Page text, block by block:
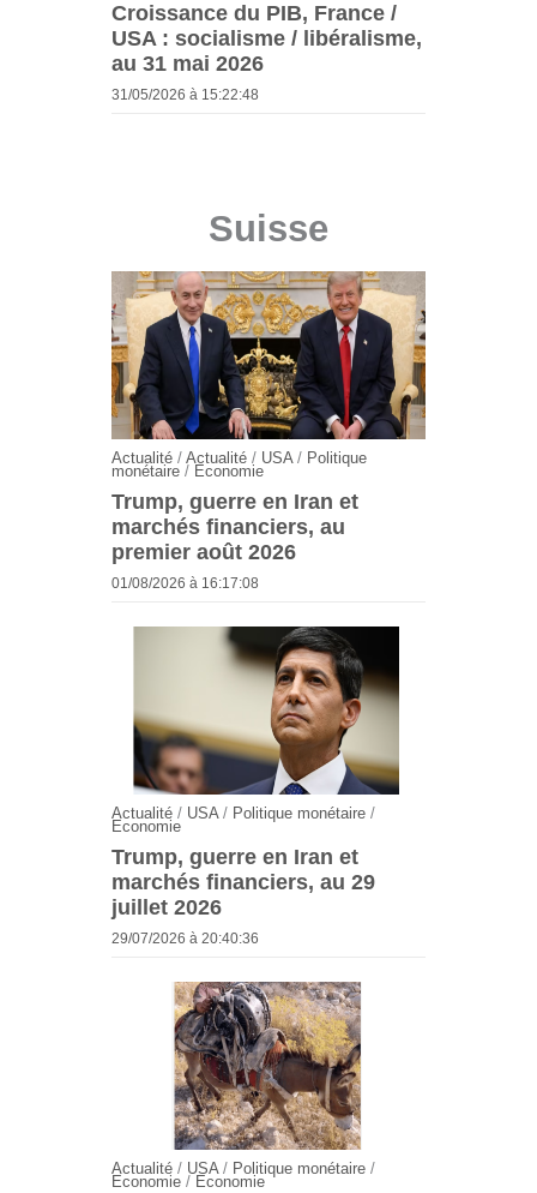
Croissance du PIB, France /
USA : socialisme / libéralisme,
au 31 mai 2026
31/05/2026 à 15:22:48
Suisse
Actualité/ Actualité/ USA/ Politique
monétaire/ Economie
Trump, guerre en Iran et
marchés financiers, au
premier août 2026
01/08/2026 à 16:17:08
Actualité/ USA/ Politique monétaire/
Economie
Trump, guerre en Iran et
marchés financiers, au 29
juillet 2026
29/07/2026 à 20:40:36
Actualité/ USA/ Politique monétaire/
Economie/ Economie